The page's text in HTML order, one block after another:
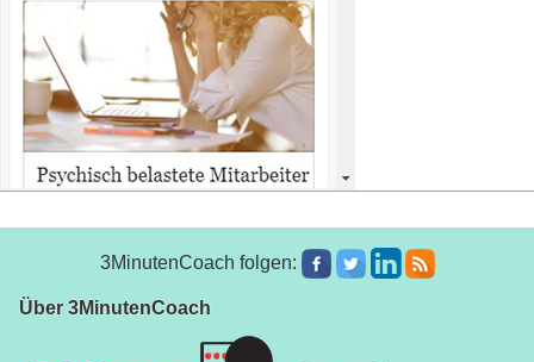
3MinutenCoach folgen:
Über 3MinutenCoach